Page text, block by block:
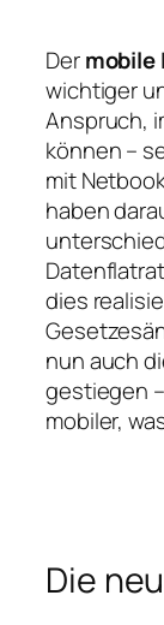
Dermobile
wichtiger
Anspruch,
können –
mit
haben
dies
nun auch
gestiegen
mobiler,
Die